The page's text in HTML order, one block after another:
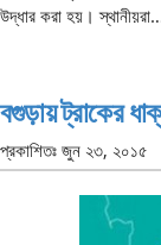
উদ্ধার করা হয়।
বগুড়ায় ট্রাকের
প্রকাশিতঃ জুন ২৩, ২০১৫